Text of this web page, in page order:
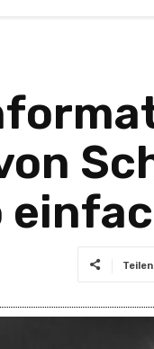
Teilen